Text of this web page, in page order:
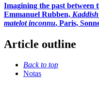
Imagining the past between
Emmanuel Rubben,
matelot inconnu, Paris,
Article outline
Back to top
Notas